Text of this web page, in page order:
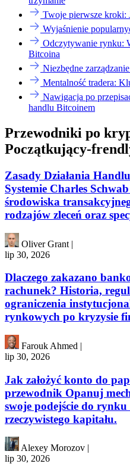
Twoje pierwsze kroki:
Wyjaśnienie
Odczytywanie rynku:
Bitcoina
Niezbędne
Mentalność tradera:
Nawigacja po
handlu Bitcoinem
Przewodniki po
Początkujący-
Zasady Działania
Systemie Charles
środowiska
rodzajów zleceń oraz
Oliver Grant |
lip 30, 2026
Dlaczego zakazano
rachunek? Historia,
ograniczenia
rynkowych po kryzysie
Farouk Ahmed |
lip 30, 2026
Jak założyć konto do
przewodnik Opanuj
swoje podejście do rynku
rzeczywistego kapitału.
Alexey Morozov |
lip 30, 2026